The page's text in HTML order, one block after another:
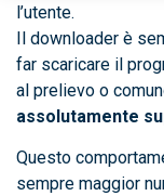
l’utente.
Il downloader è
far scaricare il
al prelievo o
assolutamente
Questo
sempre maggior